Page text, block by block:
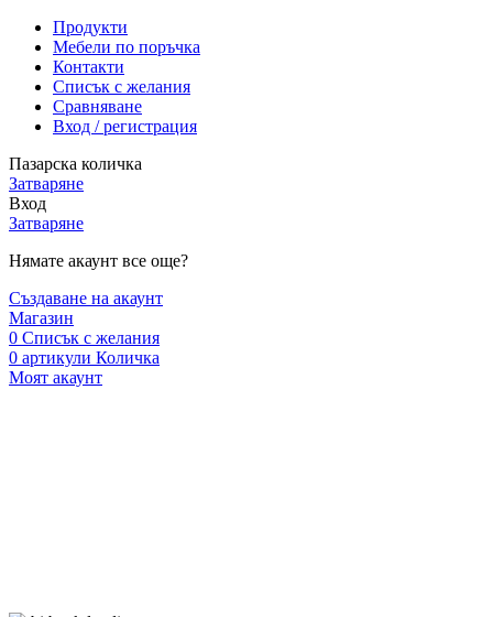
Продукти
Мебели по поръчка
Контакти
Списък с желания
Сравняване
Вход / регистрация
Пазарска количка
Затваряне
Вход
Затваряне
Нямате акаунт все още?
Създаване на акаунт
Магазин
0 Списък с желания
0 артикули Количка
Моят акаунт